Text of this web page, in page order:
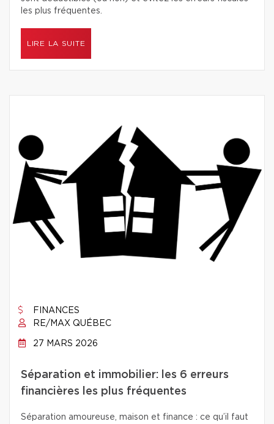
les plus fréquentes.
LIRE LA SUITE
FINANCES
RE/MAX QUÉBEC
27 MARS 2026
Séparation et immobilier: les 6 erreurs
financières les plus fréquentes
Séparation amoureuse, maison et finance : ce qu’il faut